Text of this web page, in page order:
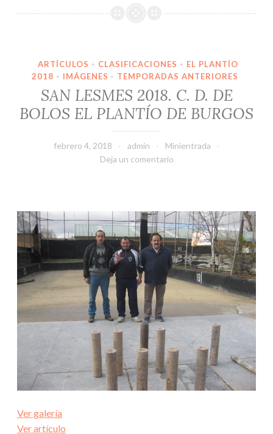
ARTÍCULOS · CLASIFICACIONES · EL PLANTÍO
2018 · IMÁGENES · TEMPORADAS ANTERIORES
SAN LESMES 2018. C. D. DE
BOLOS EL PLANTÍO DE BURGOS
febrero 4, 2018 admin
Minientrada
Deja un comentario
Ver galería
Ver artículo